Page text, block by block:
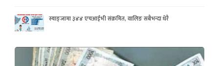
स्याङ्जामा ३४४ एचआईभी संक्रमित, वालिङ सबैभन्दा धेरै